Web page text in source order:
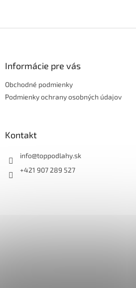
Informácie pre vás
Obchodné podmienky
Podmienky ochrany osobných údajov
Kontakt
info@toppodlahy.sk
+421 907 289 527